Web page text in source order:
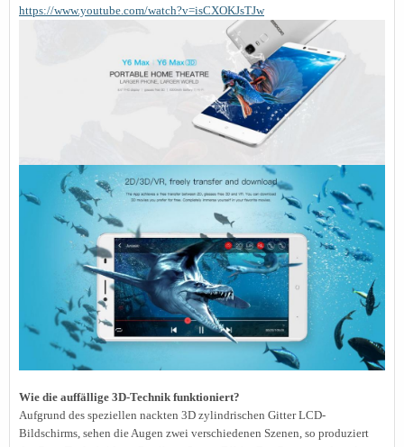
https://www.youtube.com/watch?v=isCXOKJsTJw
Wie die auffällige 3D-Technik funktioniert?
Aufgrund des speziellen nackten 3D zylindrischen Gitter LCD-
Bildschirms, sehen die Augen zwei verschiedenen Szenen, so produziert